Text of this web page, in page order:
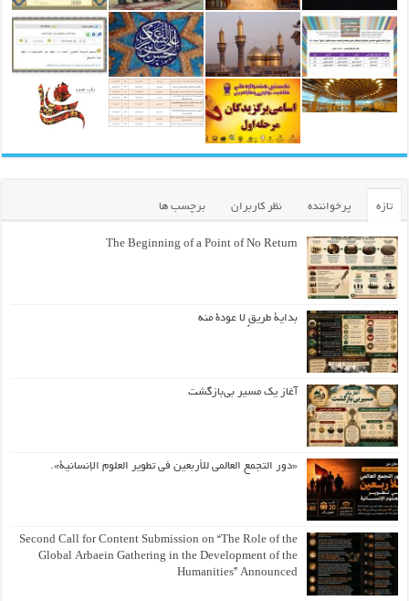
تازه پرخواننده نظر کاربران برچسب ها
The Beginning of a Point of No Return
بداية طريقٍ لا عودة منه
آغاز یک مسیر بی‌بازگشت
«دور التجمع العالمي للأربعين في تطوير العلوم الإنسانية».
Second Call for Content Submission on “The Role of the
Global Arbaein Gathering in the Development of the
Humanities” Announced